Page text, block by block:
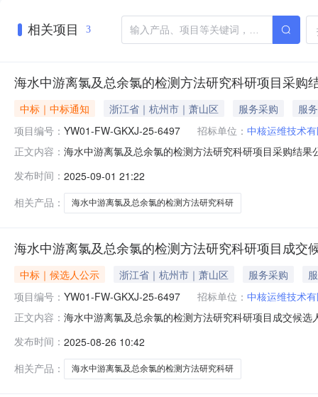
相关项目 3
海水中游离氯及总余氯的检测方法研究科研项目采购
中标｜中标通知 浙江省｜杭州市｜萧山区 服务采购
服务
项目编号： YW01-FW-GKXJ-25-6497 招标单位： 中核运维技术
正文内容： 海水中游离氯及总余氯的检测方法研究科研项目采购结
项目[海水中游离氯及总余氯的检测方法研究科研项目]国
发布时间： 2025-09-01 21:22
相关产品：
海水中游离氯及总余氯的检测方法研究科研
海水中游离氯及总余氯的检测方法研究科研项目成交
中标｜候选人公示 浙江省｜杭州市｜萧山区 服务采购
项目编号： YW01-FW-GKXJ-25-6497 招标单位： 中核运维技术
正文内容： 海水中游离氯及总余氯的检测方法研究科研项目成交候
交候选人情况如下：序号成交候选人名称投标报价(元)质
发布时间： 2025-08-26 10:42
相关产品：
海水中游离氯及总余氯的检测方法研究科研